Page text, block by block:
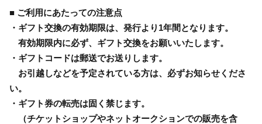
■ ご利用にあたっての注意点
・ギフト交換の有効期限は、発行より1年間となります。
有効期限内に必ず、ギフト交換をお願いいたします。
・ギフトコードは郵送でお送りします。
お引越しなどを予定されている方は、必ずお知らせくださ
い。
・ギフト券の転売は固く禁じます。
（チケットショップやネットオークションでの販売を含